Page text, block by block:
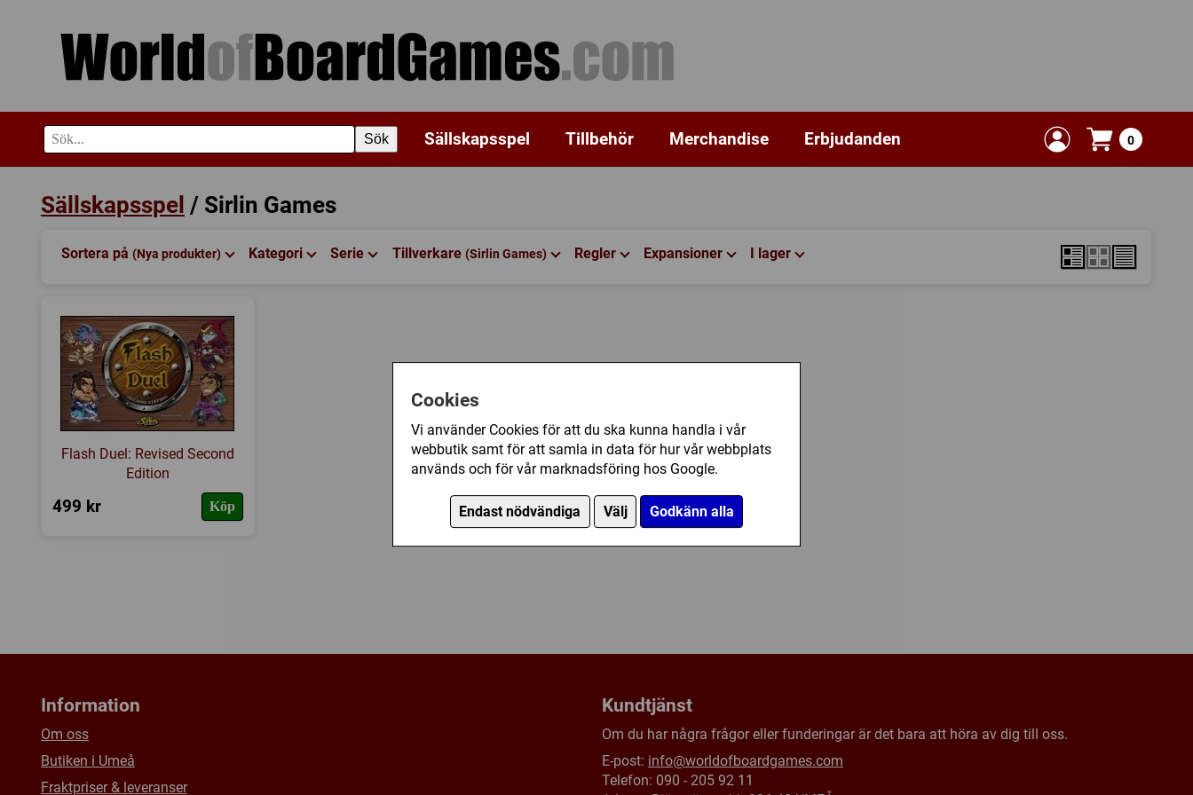
Cookies
Vi använder Cookies för att du ska kunna handla i vår
webbutik samt för att samla in data för hur vår webbplats
används och för vår marknadsföring hos Google.
Endast nödvändiga Välj Godkänn alla
Sök Sällskapsspel Tillbehör Merchandise Erbjudanden 0
Sällskapsspel / Sirlin Games
Sortera på (Nya produkter) Kategori Serie Tillverkare (Sirlin Games) Regler Expansioner I lager
Flash Duel: Revised Second
Edition
499 kr Köp
Information
Om oss
Butiken i Umeå
Fraktpriser & leveranser
Kundtjänst
Om du har några frågor eller funderingar är det bara att höra av dig till oss.
E-post: info@worldofboardgames.com
Telefon: 090 - 205 92 11